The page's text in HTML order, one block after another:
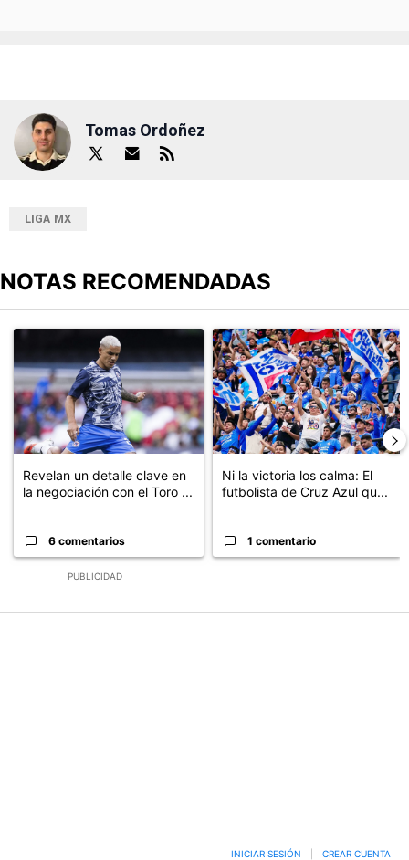
Tomas Ordoñez
LIGA MX
NOTAS RECOMENDADAS
PUBLICIDAD
Un artículo de tendencia con el título "Revelan un detalle clave
Revelan un detalle clave en
la negociación con el Toro ...
6 comentarios
Un artículo de tendencia con el
Ni la victoria los calma: El
futbolista de Cruz Azul qu...
1 comentario
INICIAR SESIÓN CREAR CUENTA